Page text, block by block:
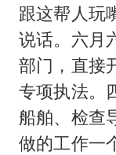
跟这帮人玩
说话。六月
部门，直接
专项执法。
船舶、检查
做的工作一